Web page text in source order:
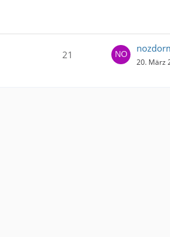
21
20. März